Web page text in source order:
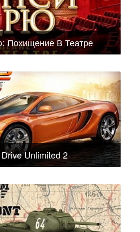
Похищение В Театре
Unlimited 2